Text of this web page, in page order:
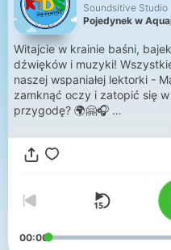
Soundsitive Studio
Pojedynek w
Witajcie w krainie baśni,
dźwięków i muzyki!
naszej wspaniałej lektorki -
zamknąć oczy i zatopić się
przygodę? 🌍🤗🎧
W naszej krainie bajek
🎶 Słuchowiska –
📖 Klasyczne baśnie braci
📚 Współczesne bajki od
🛶 Bajki o naszym
😺 Nasz pierwszy serial
00:00